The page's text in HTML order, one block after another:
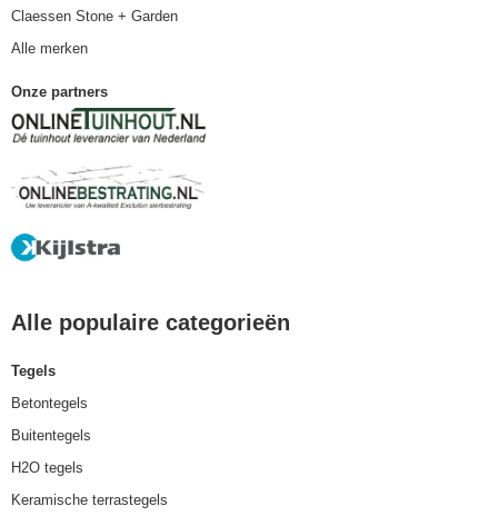
Claessen Stone + Garden
Alle merken
Onze partners
Alle populaire categorieën
Tegels
Betontegels
Buitentegels
H2O tegels
Keramische terrastegels